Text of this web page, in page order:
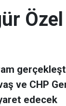
ve CHP
edecek